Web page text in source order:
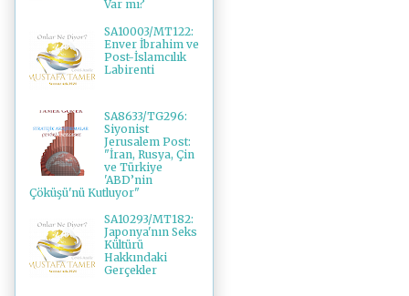
Var mı?
SA10003/MT122:
Enver İbrahim ve
Post-İslamcılık
Labirenti
SA8633/TG296:
Siyonist
Jerusalem Post:
"İran, Rusya, Çin
ve Türkiye
'ABD’nin
Çöküşü'nü Kutluyor"
SA10293/MT182:
Japonya'nın Seks
Kültürü
Hakkındaki
Gerçekler